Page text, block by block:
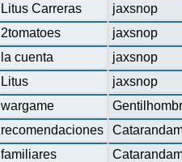
Litus Carreras jaxsnop
2tomatoes jaxsnop
la cuenta jaxsnop
Litus jaxsnop
wargame
recomendaciones
familiares